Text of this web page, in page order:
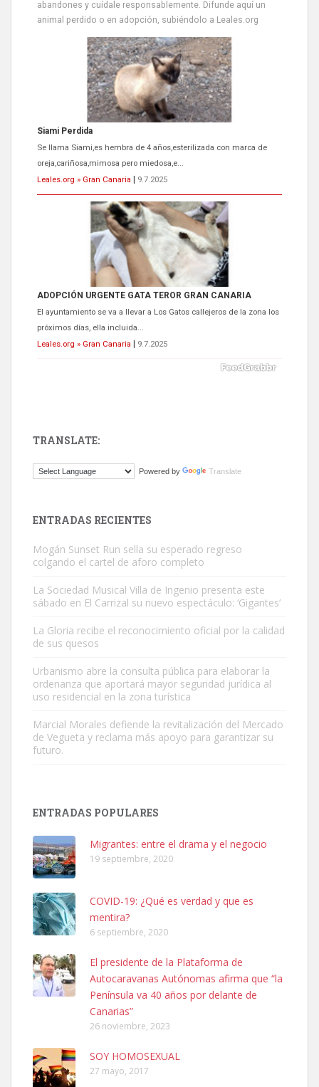
abandones y cuídale responsablemente. Difunde aquí un
animal perdido o en adopción, subiéndolo a Leales.org
Siami Perdida
Se llama Siami,es hembra de 4 años,esterilizada con marca de
oreja,cariñosa,mimosa pero miedosa,e...
Leales.org » Gran Canaria | 9.7.2025
ADOPCIÓN URGENTE GATA TEROR GRAN CANARIA
El ayuntamiento se va a llevar a Los Gatos callejeros de la zona los
próximos días, ella incluida...
Leales.org » Gran Canaria | 9.7.2025
Este gato macho ha aparecido en la calle hace menos de un mes,
Busco adopción responsable para mi perra. Pastor alemán,
Leales.org » Gran Canaria | 6.7.2025
06/07/2025 ZONA MESA Y LOPEZ. ES MUY ASUSTADIZO
Leales.org » Gran Canaria
Ninfa perdida
El día 5 se los perdió una ninfa papillera, asustada tiene miedo a la
calle, se perdió por la zon...
Leales.org » Gran Canaria
6.7.2025
TRANSLATE:
Powered by Translate
ENTRADAS RECIENTES
Mogán Sunset Run sella su esperado regreso
colgando el cartel de aforo completo
La Sociedad Musical Villa de Ingenio presenta este
sábado en El Carrizal su nuevo espectáculo: ‘Gigantes’
La Gloria recibe el reconocimiento oficial por la calidad
de sus quesos
Urbanismo abre la consulta pública para elaborar la
ordenanza que aportará mayor seguridad jurídica al
uso residencial en la zona turística
Marcial Morales defiende la revitalización del Mercado
de Vegueta y reclama más apoyo para garantizar su
futuro.
ENTRADAS POPULARES
Migrantes: entre el drama y el negocio
19 septiembre, 2020
COVID-19: ¿Qué es verdad y que es
mentira?
6 septiembre, 2020
El presidente de la Plataforma de
Autocaravanas Autónomas afirma que “la
Península va 40 años por delante de
Canarias”
26 noviembre, 2023
SOY HOMOSEXUAL
27 mayo, 2017